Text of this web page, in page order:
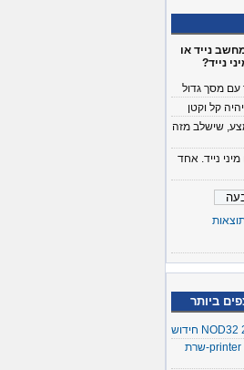
נייד או
נייד?
עם מסך גדול
קל וקטן
שישלב מזה
מיני נייד. אחד
ביותר
printer server parallel-שרת